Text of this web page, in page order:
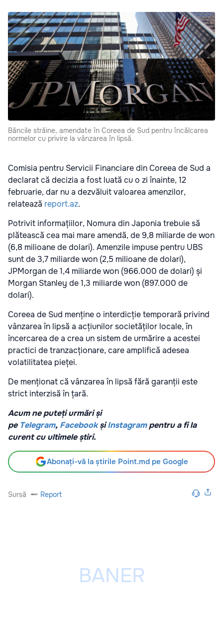
Băncile străine, amendate în Coreea de Sud pentru încălcarea
normelor cu privire la vânzarea în lipsă.
Comisia pentru Servicii Financiare din Coreea de Sud a
declarat că decizia a fost luată cu o zi înainte, 12
februarie, dar nu a dezvăluit valoarea amenzilor,
relatează report.az.
Potrivit informațiilor, Nomura din Japonia trebuie să
plătească cea mai mare amendă, de 9,8 miliarde de won
(6,8 milioane de dolari). Amenzile impuse pentru UBS
sunt de 3,7 miliarde won (2,5 milioane de dolari),
JPMorgan de 1,4 miliarde won (966.000 de dolari) și
Morgan Stanley de 1,3 miliarde won (897.000 de
dolari).
Coreea de Sud menține o interdicție temporară privind
vânzarea în lipsă a acțiunilor societăților locale, în
încercarea de a crea un sistem de urmărire a acestei
practici de tranzacționare, care amplifică adesea
volatilitatea pieței.
De menționat că vânzarea în lipsă fără garanții este
strict interzisă în țară.
Acum ne puteți urmări și
pe Telegram, FacebookșiInstagrampentru a fi la
curent cu ultimele știri.
Abonați-vă la știrile Point.md pe Google
Sursă Report